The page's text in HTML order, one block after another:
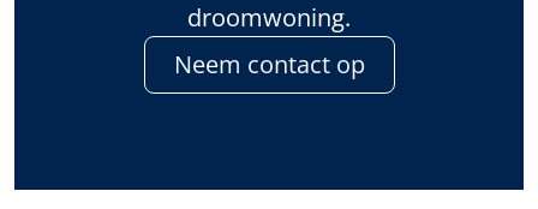
droomwoning.
Neem contact op